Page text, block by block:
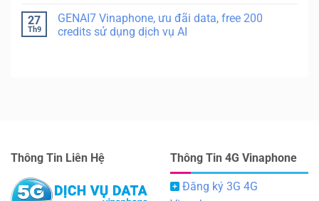
27
Th9
GENAI7 Vinaphone, ưu đãi data, free 200
credits sử dụng dịch vụ AI
Thông Tin Liên Hệ Thông Tin 4G Vinaphone
Đăng ký 3G 4G